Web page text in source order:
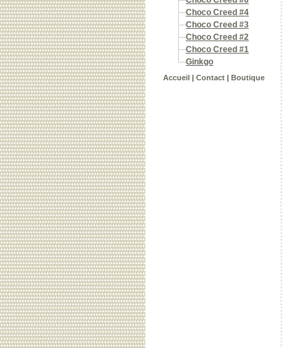
Choco Creed #4
Choco Creed #3
Choco Creed #2
Choco Creed #1
Ginkgo
Accueil | Contact | Boutique